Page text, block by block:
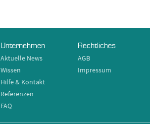
Unternehmen
Aktuelle News
Wissen
Hilfe & Kontakt
Referenzen
FAQ
Rechtliches
AGB
Impressum